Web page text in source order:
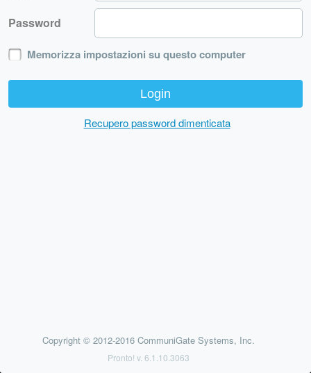
Password
Memorizza impostazioni su questo computer
Recupero password dimenticata
Copyright © 2012-2016 CommuniGate Systems, Inc.
Pronto! v. 6.1.10.3063